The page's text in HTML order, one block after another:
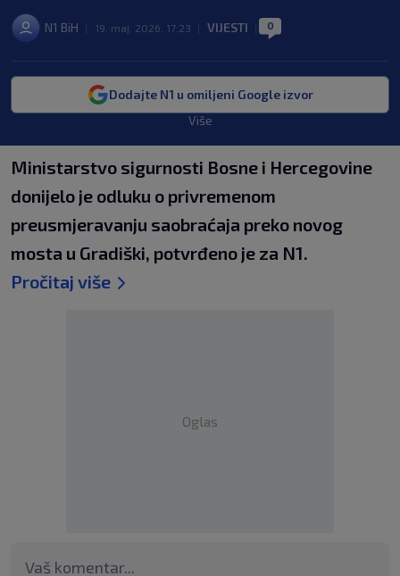
N1 BiH 19. maj. 2026. 17:23 VIJESTI 0
Dodajte N1 u omiljeni Google izvor
Više
Ministarstvo sigurnosti Bosne i Hercegovine
donijelo je odluku o privremenom
preusmjeravanju saobraćaja preko novog
mosta u Gradiški, potvrđeno je za N1.
Pročitaj više
Oglas